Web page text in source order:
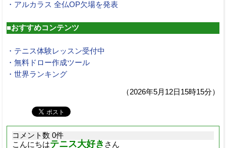
・アルカラス 全仏OP欠場を発表
■おすすめコンテンツ
・テニス体験レッスン受付中
・無料ドロー作成ツール
・世界ランキング
（2026年5月12日15時15分）
コメント数 0件
こんにちはテニス大好き さん